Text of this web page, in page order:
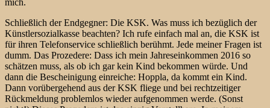
Schließlich der Endgegner: Die KSK. Was muss ich bezüglich der
Künstlersozialkasse beachten? Ich rufe einfach mal an, die KSK ist
für ihren Telefonservice schließlich berühmt. Jede meiner Fragen ist
dumm. Das Prozedere: Dass ich mein Jahreseinkommen 2016 so
schätzen muss, als ob ich gar kein Kind bekommen würde. Und
dann die Bescheinigung einreiche: Hoppla, da kommt ein Kind.
Dann vorübergehend aus der KSK fliege und bei rechtzeitiger
Rückmeldung problemlos wieder aufgenommen werde. (Sonst